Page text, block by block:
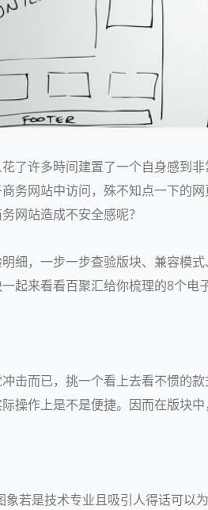
了许多時间建置了一个自身感到
务网站中访问，殊不知点一下的
网站造成不安全感呢？
细，一步一步查验版块、兼容模
起来看看百聚汇给你梳理的8个电
击而已，挑一个看上去看不惯的
操作上是不是便捷。因而在版块
若是技术专业且吸引人得话可以